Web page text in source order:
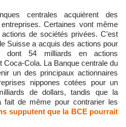
centrales acquièrent des
Certaines vont même
de sociétés privées. C’est
Suisse a acquis des actions pour
dont 54 milliards en actions
Coca-Cola. La Banque centrale du
un des principaux actionnaires
nippones cotées pour un
de dollars, tandis que la
fait de même pour contrarier les
supputent que la BCE pourrait